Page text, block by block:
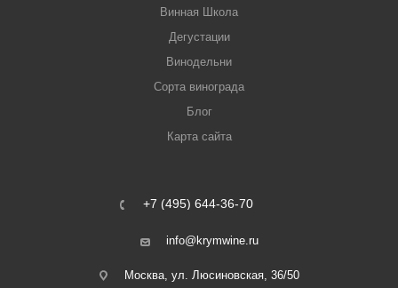
Винная Школа
Дегустации
Винодельни
Сорта винограда
Блог
Карта сайта
+7 (495) 644-36-70
info@krymwine.ru
Москва, ул. Люсиновская, 36/50